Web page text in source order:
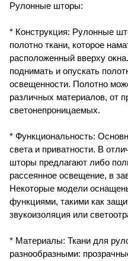
Рулонные шторы:
* Конструкция: Рулонные
полотно ткани, которое
расположенный вверху
поднимать и опускать
освещенности. Полотно
различных материалов, от
светонепроницаемых.
* Функциональность:
света и приватности. В
шторы предлагают либо
рассеянное освещение, в
Некоторые модели
функциями, такими как
звукоизоляция или
* Материалы: Ткани для
разнообразными: